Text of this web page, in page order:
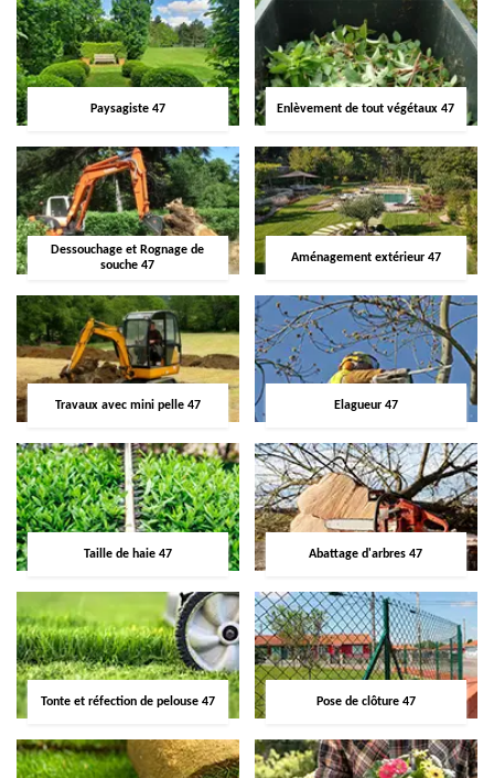
Paysagiste 47 Enlèvement de tout végétaux 47
Dessouchage et Rognage de
souche 47
Aménagement extérieur 47
Travaux avec mini pelle 47 Elagueur 47
Taille de haie 47 Abattage d'arbres 47
Tonte et réfection de pelouse 47 Pose de clôture 47